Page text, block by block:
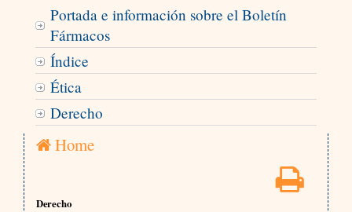
Portada e información sobre el Boletín
Fármacos
Índice
Ética
Derecho
Home
Derecho